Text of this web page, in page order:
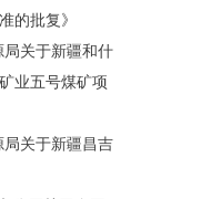
的批复》
局关于新疆和什
业五号煤矿项
局关于新疆昌吉